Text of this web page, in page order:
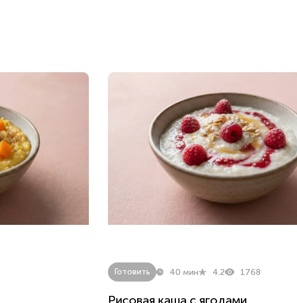
Готовить 40 мин 4.2 1768
Рисовая каша с ягодами